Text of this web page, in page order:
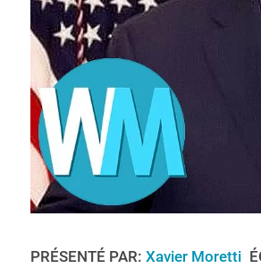
PRÉSENTÉ PAR: Xavier Moretti